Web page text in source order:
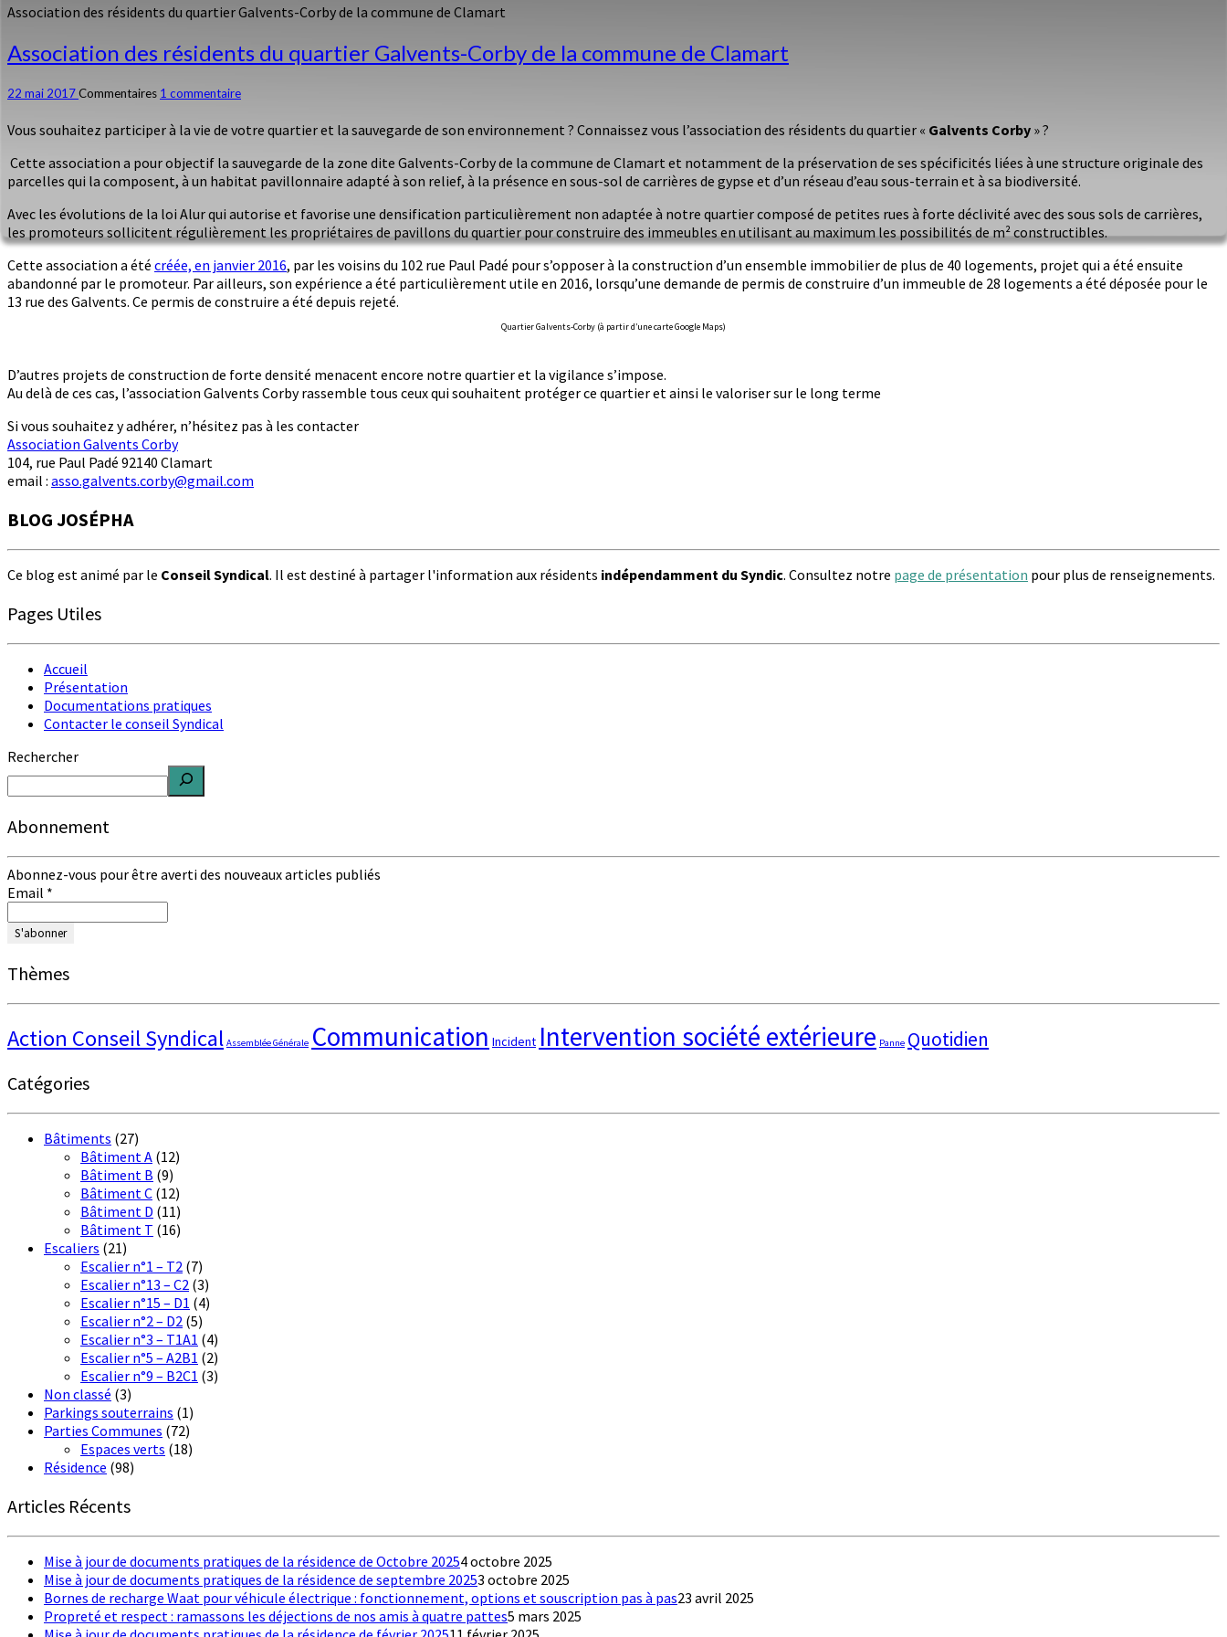
Association des résidents du quartier Galvents-Corby de la commune de Clamart
Association des résidents du quartier Galvents-Corby de la commune de Clamart
22 mai 2017Commentaires 1 commentaire
Vous souhaitez participer à la vie de votre quartier et la sauvegarde de son environnement ? Connaissez vous l’association des résidents du quartier « Galvents Corby » ?
Cette association a pour objectif la sauvegarde de la zone dite Galvents-Corby de la commune de Clamart et notamment de la préservation de ses spécificités liées à une structure originale des
parcelles qui la composent, à un habitat pavillonnaire adapté à son relief, à la présence en sous-sol de carrières de gypse et d’un réseau d’eau sous-terrain et à sa biodiversité.
Avec les évolutions de la loi Alur qui autorise et favorise une densification particulièrement non adaptée à notre quartier composé de petites rues à forte déclivité avec des sous sols de carrières,
les promoteurs sollicitent régulièrement les propriétaires de pavillons du quartier pour construire des immeubles en utilisant au maximum les possibilités de m² constructibles.
Cette association a été créée, en janvier 2016, par les voisins du 102 rue Paul Padé pour s’opposer à la construction d’un ensemble immobilier de plus de 40 logements, projet qui a été ensuite
abandonné par le promoteur. Par ailleurs, son expérience a été particulièrement utile en 2016, lorsqu’une demande de permis de construire d’un immeuble de 28 logements a été déposée pour le
13 rue des Galvents. Ce permis de construire a été depuis rejeté.
Quartier Galvents-Corby (à partir d’une carte Google Maps)
D’autres projets de construction de forte densité menacent encore notre quartier et la vigilance s’impose.
Au delà de ces cas, l’association Galvents Corby rassemble tous ceux qui souhaitent protéger ce quartier et ainsi le valoriser sur le long terme
Si vous souhaitez y adhérer, n’hésitez pas à les contacter
Association Galvents Corby
104, rue Paul Padé 92140 Clamart
email : asso.galvents.corby@gmail.com
BLOG JOSÉPHA
Ce blog est animé par le Conseil Syndical. Il est destiné à partager l'information aux résidents indépendamment du Syndic. Consultez notre page de présentation pour plus de renseignements.
Pages Utiles
Accueil
Présentation
Documentations pratiques
Contacter le conseil Syndical
Rechercher
Abonnement
Abonnez-vous pour être averti des nouveaux articles publiés
Email *
Thèmes
Action Conseil Syndical Assemblée Générale Communication Incident Intervention société extérieure Panne Quotidien
Catégories
Bâtiments (27)
Bâtiment A (12)
Bâtiment B (9)
Bâtiment C (12)
Bâtiment D (11)
Bâtiment T (16)
Escaliers (21)
Escalier n°1 – T2 (7)
Escalier n°13 – C2 (3)
Escalier n°15 – D1 (4)
Escalier n°2 – D2 (5)
Escalier n°3 – T1A1 (4)
Escalier n°5 – A2B1 (2)
Escalier n°9 – B2C1 (3)
Non classé (3)
Parkings souterrains (1)
Parties Communes (72)
Espaces verts (18)
Résidence (98)
Articles Récents
Mise à jour de documents pratiques de la résidence de Octobre 20254 octobre 2025
Mise à jour de documents pratiques de la résidence de septembre 20253 octobre 2025
Bornes de recharge Waat pour véhicule électrique : fonctionnement, options et souscription pas à pas23 avril 2025
Propreté et respect : ramassons les déjections de nos amis à quatre pattes5 mars 2025